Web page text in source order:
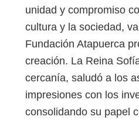
unidad y compromiso
cultura y la sociedad,
Fundación Atapuerca
creación. La Reina
cercanía, saludó a los
impresiones con los
consolidando su papel